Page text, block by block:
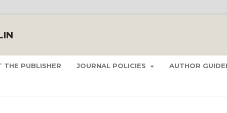
THE PUBLISHER JOURNAL POLICIES AUTHOR